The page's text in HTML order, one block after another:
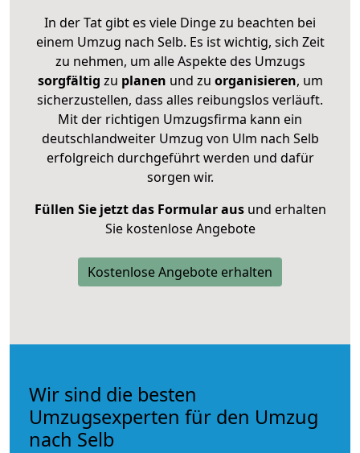
In der Tat gibt es viele Dinge zu beachten bei
einem Umzug nach Selb. Es ist wichtig, sich Zeit
zu nehmen, um alle Aspekte des Umzugs
sorgfältig zu planen und zu organisieren, um
sicherzustellen, dass alles reibungslos verläuft.
Mit der richtigen Umzugsfirma kann ein
deutschlandweiter Umzug von Ulm nach Selb
erfolgreich durchgeführt werden und dafür
sorgen wir.
Füllen Sie jetzt das Formular ausund erhalten
Sie kostenlose Angebote
Kostenlose Angebote erhalten
Wir sind die besten
Umzugsexperten für den Umzug
nach Selb